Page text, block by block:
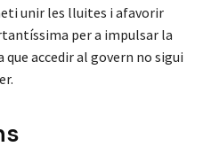
unir les lluites i afavorir
per a impulsar la
accedir al govern no sigui